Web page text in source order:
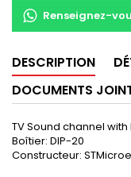
Renseignez-
DESCRIPTION
DOCUMENTS
TV Sound channel
Boîtier: DIP-20
Constructeur: